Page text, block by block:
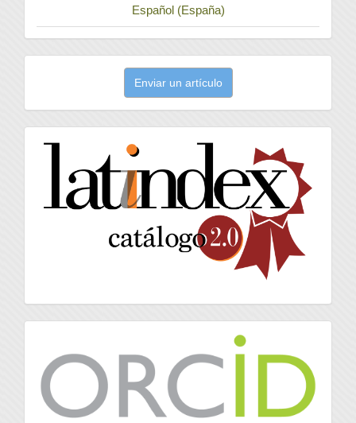
Español (España)
artículo
Enviar un artículo
latindex